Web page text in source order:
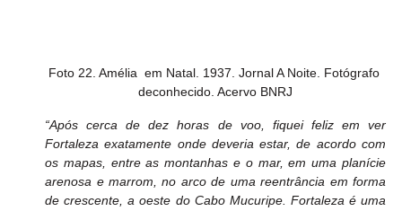
Foto 22. Amélia  em Natal. 1937. Jornal A Noite. Fotógrafo
deconhecido. Acervo BNRJ
“Após cerca de dez horas de voo, fiquei feliz em ver
Fortaleza exatamente onde deveria estar, de acordo com
os mapas, entre as montanhas e o mar, em uma planície
arenosa e marrom, no arco de uma reentrância em forma
de crescente, a oeste do Cabo Mucuripe. Fortaleza é uma